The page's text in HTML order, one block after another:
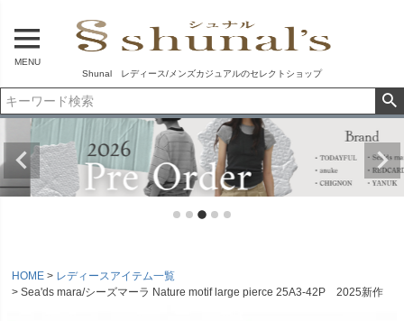
MENU
Shunal レディース/メンズカジュアルのセレクトショップ
HOME
レディースアイテム一覧
Sea'ds mara/シーズマーラ Nature motif large pierce 25A3-42P 2025新作